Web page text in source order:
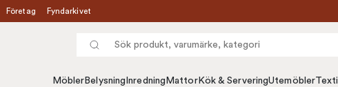
Företag Fyndarkivet
Möbler Belysning Inredning MattorKök & ServeringUtemöblerTextil